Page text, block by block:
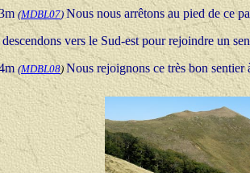
(MDBL07)Nous nous arrêtons au pied de ce
vers le Sud-est pour rejoindre un
(MDBL08)Nous rejoignons ce très bon